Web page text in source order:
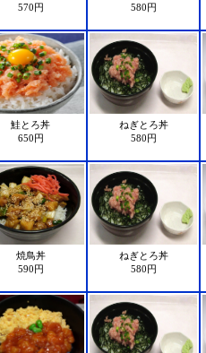
570円
580円
鮭とろ丼
650円
ねぎとろ丼
580円
焼鳥丼
590円
ねぎとろ丼
580円